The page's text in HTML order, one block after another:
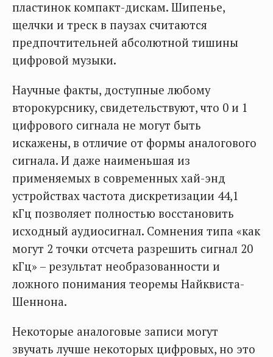
пластинок компакт-дискам. Шипенье,
щелчки и треск в паузах считаются
предпочтительней абсолютной тишины
цифровой музыки.
Научные факты, доступные любому
второкурснику, свидетельствуют, что 0 и 1
цифрового сигнала не могут быть
искажены, в отличие от формы аналогового
сигнала. И даже наименьшая из
применяемых в современных хай-энд
устройствах частота дискретизации 44,1
кГц позволяет полностью восстановить
исходный аудиосигнал. Сомнения типа «как
могут 2 точки отсчета разрешить сигнал 20
кГц» – результат необразованности и
ложного понимания теоремы Найквиста-
Шеннона.
Некоторые аналоговые записи могут
звучать лучше некоторых цифровых, но это